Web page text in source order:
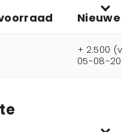
Nieuwe
+ 2.500
05-08-